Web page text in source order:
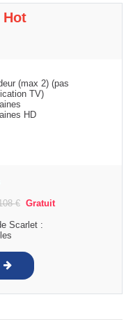
Hot
(max 2) (pas
TV)
HD
€ Gratuit
Scarlet :